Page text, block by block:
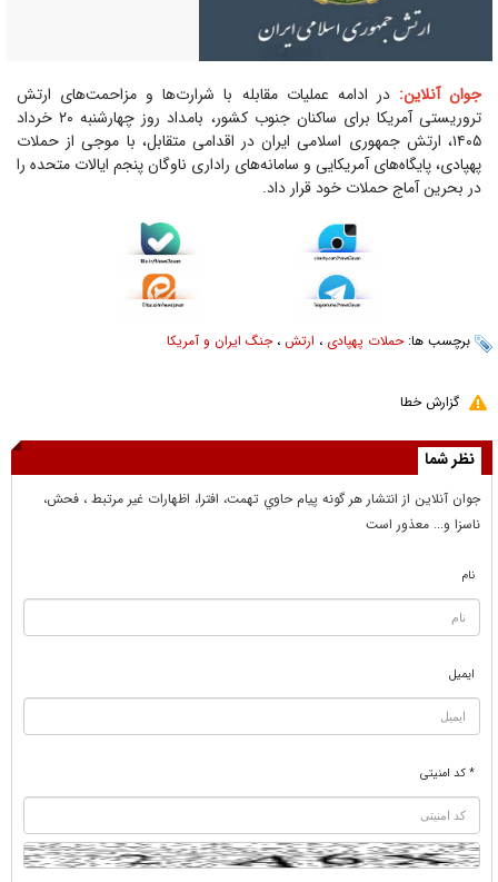
جوان آنلاین: در ادامه عملیات مقابله با شرارت‌ها و مزاحمت‌های ارتش
تروریستی آمریکا برای ساکنان جنوب کشور، بامداد روز چهارشنبه ۲۰ خرداد
۱۴۰۵، ارتش جمهوری اسلامی ایران در اقدامی متقابل، با موجی از حملات
پهپادی، پایگاه‌های آمریکایی و سامانه‌های راداری ناوگان پنجم ایالات متحده را
در بحرین آماج حملات خود قرار داد.
برچسب ها:حملات پهپادی ، ارتش ،جنگ ایران و آمریکا
گزارش خطا
نظر شما
جوان آنلاين از انتشار هر گونه پيام حاوي تهمت، افترا، اظهارات غير مرتبط ، فحش،
ناسزا و... معذور است
نام
ایمیل
* کد امنیتی